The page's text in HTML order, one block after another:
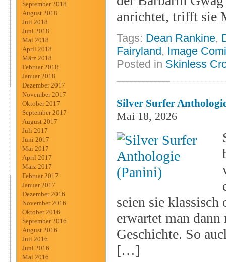
September 2018
August 2018
Juli 2018
Juni 2018
Mai 2018
April 2018
März 2018
Februar 2018
Januar 2018
Dezember 2017
November 2017
Oktober 2017
September 2017
August 2017
Juli 2017
Juni 2017
Mai 2017
April 2017
März 2017
Februar 2017
Januar 2017
Dezember 2016
November 2016
Oktober 2016
September 2016
August 2016
Juli 2016
Juni 2016
Mai 2016
anrichtet, trifft
Tags: Dean Rankine,
Fairyland, Image
Posted in Skinless
Silver Surfer
Mai 18, 2026
seien sie klassisch
erwartet man
Geschichte. So
[…]